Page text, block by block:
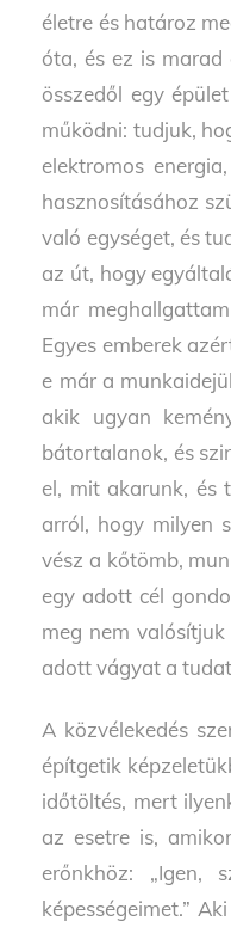
életre és határoz
óta, és ez is
összedől egy
működni: tudjuk,
elektromos
hasznosításához
való egységet, és
az út, hogy
már
Egyes emberek
e már a
akik ugyan
bátortalanok, és
el, mit akarunk, és
arról, hogy milyen
vész a kőtömb,
egy adott cél
meg nem
adott vágyat a
A közvélekedés
építgetik
időtöltés, mert
az esetre is,
erőnkhöz: „Igen,
képességeimet.”